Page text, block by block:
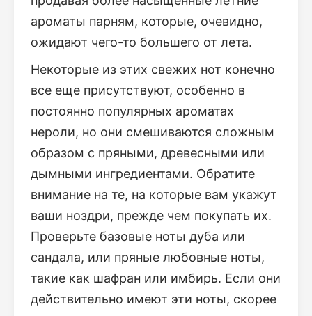
ароматы парням, которые, очевидно,
ожидают чего-то большего от лета.
Некоторые из этих свежих нот конечно
все еще присутствуют, особенно в
постоянно популярных ароматах
нероли, но они смешиваются сложным
образом с пряными, древесными или
дымными ингредиентами. Обратите
внимание на те, на которые вам укажут
ваши ноздри, прежде чем покупать их.
Проверьте базовые ноты дуба или
сандала, или пряные любовные ноты,
такие как шафран или имбирь. Если они
действительно имеют эти ноты, скорее